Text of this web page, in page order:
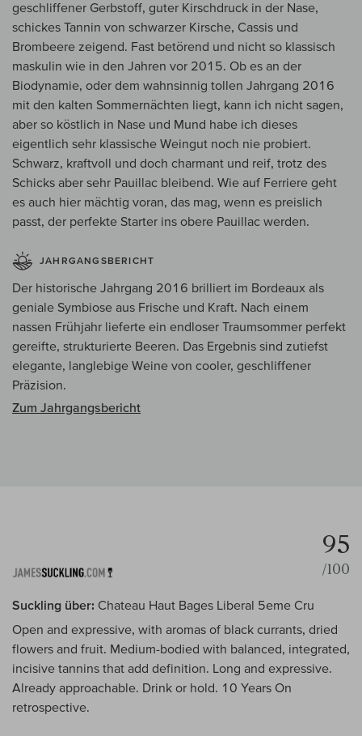
geschliffener Gerbstoff, guter Kirschdruck in der Nase,
schickes Tannin von schwarzer Kirsche, Cassis und
Brombeere zeigend. Fast betörend und nicht so klassisch
maskulin wie in den Jahren vor 2015. Ob es an der
Biodynamie, oder dem wahnsinnig tollen Jahrgang 2016
mit den kalten Sommernächten liegt, kann ich nicht sagen,
aber so köstlich in Nase und Mund habe ich dieses
eigentlich sehr klassische Weingut noch nie probiert.
Schwarz, kraftvoll und doch charmant und reif, trotz des
Schicks aber sehr Pauillac bleibend. Wie auf Ferriere geht
es auch hier mächtig voran, das mag, wenn es preislich
passt, der perfekte Starter ins obere Pauillac werden.
JAHRGANGSBERICHT
Der historische Jahrgang 2016 brilliert im Bordeaux als
geniale Symbiose aus Frische und Kraft. Nach einem
nassen Frühjahr lieferte ein endloser Traumsommer perfekt
gereifte, strukturierte Beeren. Das Ergebnis sind zutiefst
elegante, langlebige Weine von cooler, geschliffener
Präzision.
Zum Jahrgangsbericht
95
/100
Suckling über: Chateau Haut Bages Liberal 5eme Cru
Open and expressive, with aromas of black currants, dried
flowers and fruit. Medium-bodied with balanced, integrated,
incisive tannins that add definition. Long and expressive.
Already approachable. Drink or hold. 10 Years On
retrospective.